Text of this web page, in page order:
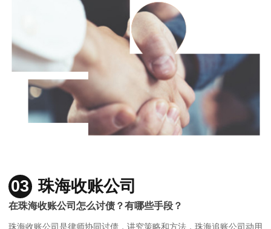
03 珠海收账公司
在珠海收账公司怎么讨债？有哪些手段？
珠海收账公司是律师协同讨债，讲究策略和方法，珠海追账公司动用